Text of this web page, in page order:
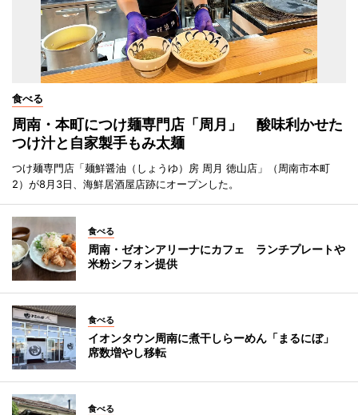
食べる
周南・本町につけ麺専門店「周月」 酸味利かせた
つけ汁と自家製手もみ太麺
つけ麺専門店「麺鮮醤油（しょうゆ）房 周月 徳山店」（周南市本町
2）が8月3日、海鮮居酒屋店跡にオープンした。
食べる
周南・ゼオンアリーナにカフェ ランチプレートや
米粉シフォン提供
食べる
イオンタウン周南に煮干しらーめん「まるにぼ」
席数増やし移転
食べる